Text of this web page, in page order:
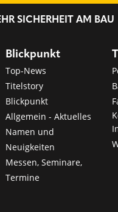
SICHERHEIT AM BAU
Blickpunkt
Top-News
Titelstory
Blickpunkt
Allgemein - Aktuelles
Namen und
Neuigkeiten
Messen, Seminare,
Termine